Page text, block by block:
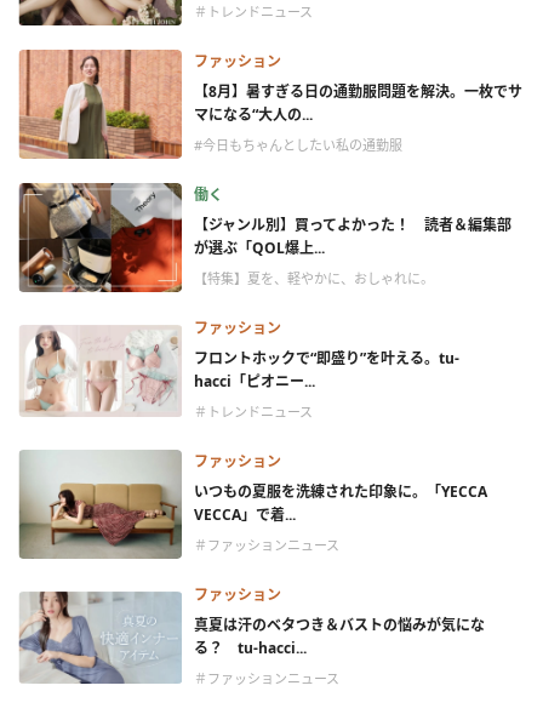
＃トレンドニュース
ファッション
【8月】暑すぎる日の通勤服問題を解決。一枚でサ
マになる“大人の...
#今日もちゃんとしたい私の通勤服
働く
【ジャンル別】買ってよかった！ 読者＆編集部
が選ぶ「QOL爆上...
【特集】夏を、軽やかに、おしゃれに。
ファッション
フロントホックで“即盛り”を叶える。tu-
hacci「ピオニー...
＃トレンドニュース
ファッション
いつもの夏服を洗練された印象に。「YECCA
VECCA」で着...
＃ファッションニュース
ファッション
真夏は汗のベタつき＆バストの悩みが気にな
る？ tu-hacci...
＃ファッションニュース